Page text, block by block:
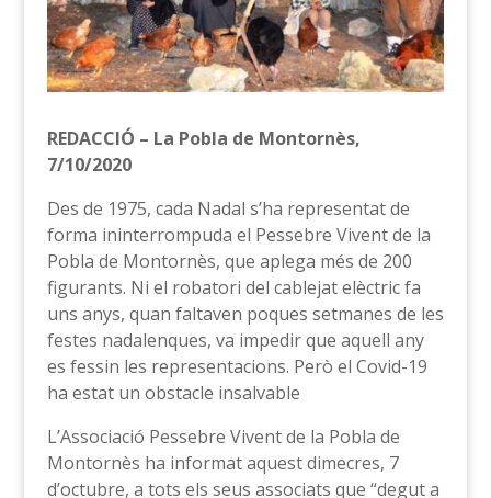
REDACCIÓ – La Pobla de Montornès,
7/10/2020
Des de 1975, cada Nadal s’ha representat de
forma ininterrompuda el Pessebre Vivent de la
Pobla de Montornès, que aplega més de 200
figurants. Ni el robatori del cablejat elèctric fa
uns anys, quan faltaven poques setmanes de les
festes nadalenques, va impedir que aquell any
es fessin les representacions. Però el Covid-19
ha estat un obstacle insalvable
L’Associació Pessebre Vivent de la Pobla de
Montornès ha informat aquest dimecres, 7
d’octubre, a tots els seus associats que “degut a